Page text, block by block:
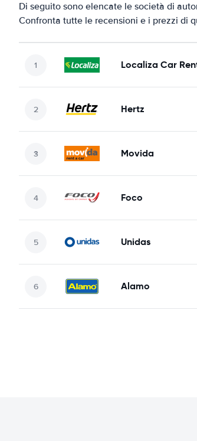
Di seguito sono elencate le società di
Confronta tutte le recensioni e i prezzi di
Localiza Car
Hertz
Movida
Foco
Unidas
Alamo